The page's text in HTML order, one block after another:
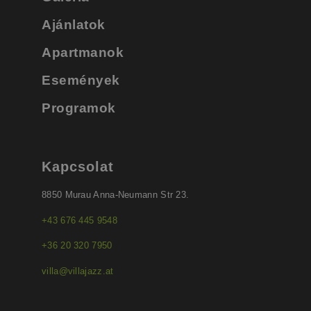
Ajánlatok
Apartmanok
Események
Programok
Kapcsolat
8850 Murau Anna-Neumann Str 23.
+43 676 445 9548
+36 20 320 7950
villa@villajazz.at